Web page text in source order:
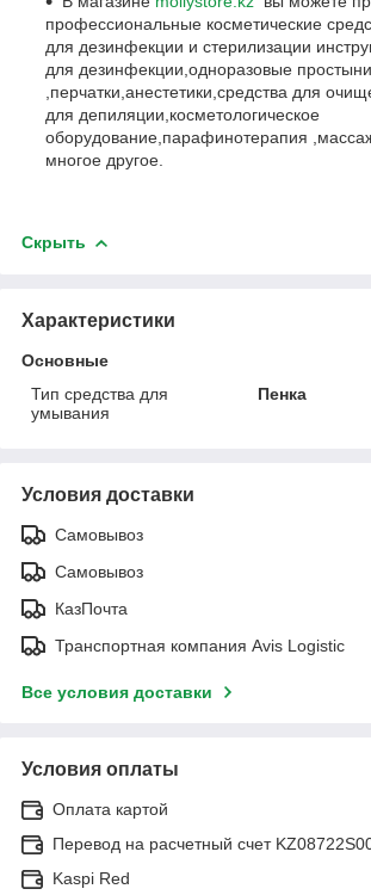
профессиональные косметические
для дезинфекции и стерилизации
для дезинфекции,одноразовые простыни
,перчатки,анестетики,средства для
для депиляции,косметологическое
оборудование,парафинотерапия
многое другое.
Скрыть
Характеристики
Основные
Тип средства для
умывания
Пенка
Условия доставки
Самовывоз
Самовывоз
КазПочта
Транспортная компания Avis Logistic
Все условия доставки
Условия оплаты
Оплата картой
Перевод на расчетный счет
Kaspi Red